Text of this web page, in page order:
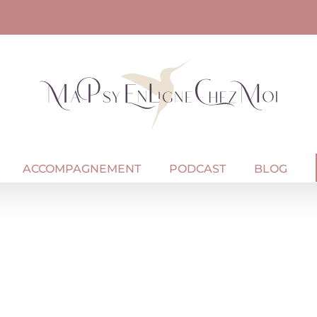
ACCOMPAGNEMENT PODCAST BLOG